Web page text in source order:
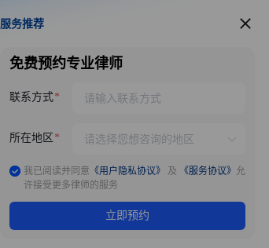
服务推荐
服务推荐
免费预约专业律师
联系方式
所在地区
我已阅读并同意 《用户隐私协议》 及 《服务协议》 允
许接受更多律师的服务
立即预约